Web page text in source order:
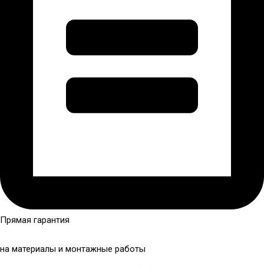
Прямая гарантия
на материалы и монтажные работы